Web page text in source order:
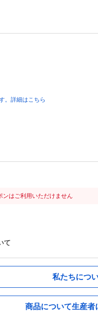
。詳細はこちら
ンはご利用いただけません
て
私たちにつ
商品について生産者